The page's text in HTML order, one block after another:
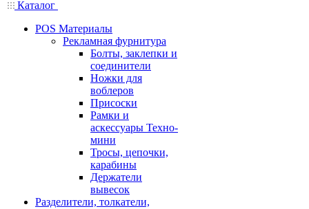
Каталог
POS Материалы
Рекламная фурнитура
Болты, заклепки и
соединители
Ножки для
воблеров
Присоски
Рамки и
аскессуары Техно-
мини
Тросы, цепочки,
карабины
Держатели
вывесок
Разделители, толкатели,